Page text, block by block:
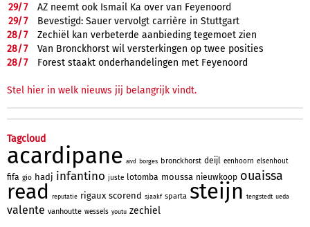
29/7
AZ neemt ook Ismail Ka over van Feyenoord
29/7
Bevestigd: Sauer vervolgt carrière in Stuttgart
28/7
Zechiël kan verbeterde aanbieding tegemoet zien
28/7
Van Bronckhorst wil versterkingen op twee posities
28/7 Forest staakt onderhandelingen met Feyenoord
Stel hier in welk nieuws jij belangrijk vindt.
Tagcloud
acardipane aivd borges bronckhorst deijl eenhoorn elsenhout
fifa gio hadj infantino juste lotomba moussa nieuwkoop ouaissa
read reputatie rigaux scorend sjaakf sparta steijn tengstedt ueda
valente vanhoutte wessels youtu zechiel